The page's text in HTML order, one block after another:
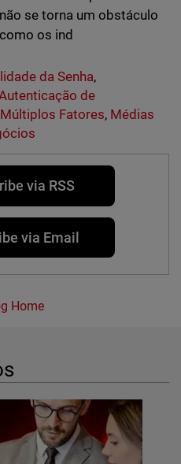
se torna um obstáculo
os ind
da Senha,
de
Fatores, Médias
via RSS
via Email
Home